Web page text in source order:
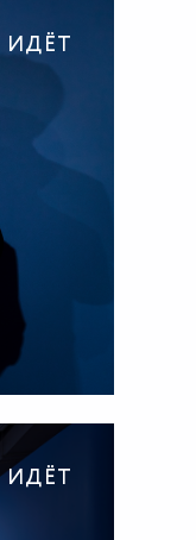
ИДЁТ
ИДЁТ